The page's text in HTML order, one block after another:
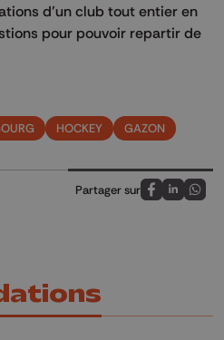
d’un club tout entier en
pour pouvoir repartir de
HOCKEY GAZON
Partager sur
Partagez sur
Partagez